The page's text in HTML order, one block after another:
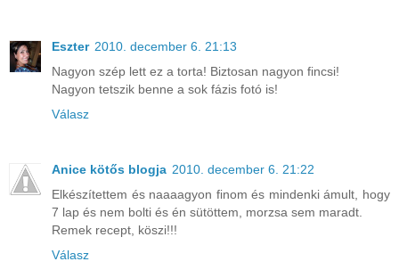
Eszter 2010. december 6. 21:13
Nagyon szép lett ez a torta! Biztosan nagyon fincsi!
Nagyon tetszik benne a sok fázis fotó is!
Válasz
Anice kötős blogja 2010. december 6. 21:22
Elkészítettem és naaaagyon finom és mindenki ámult, hogy
7 lap és nem bolti és én sütöttem, morzsa sem maradt.
Remek recept, köszi!!!
Válasz